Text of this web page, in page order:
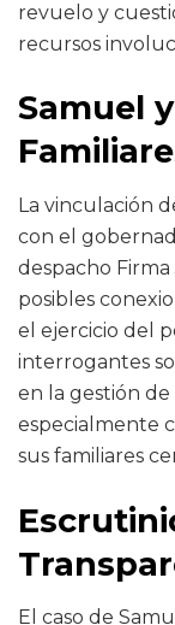
revuelo y
recursos
Samuel
La vinculación
con el
despacho
posibles
el ejercicio del
interrogantes
en la gestión
especialmente
sus familiares
El caso de